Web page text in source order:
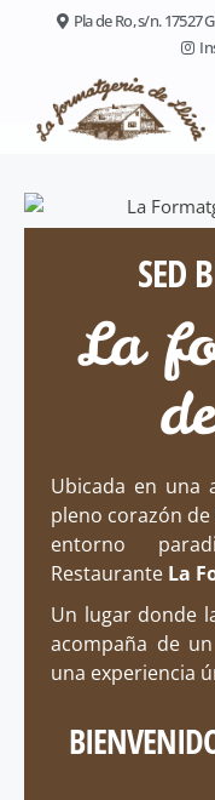
Pla de Ro, s/n. 17527
SED
La
Ubicada en una
pleno corazón
entorno
Restaurante La
Un lugar donde
acompaña de
una experiencia